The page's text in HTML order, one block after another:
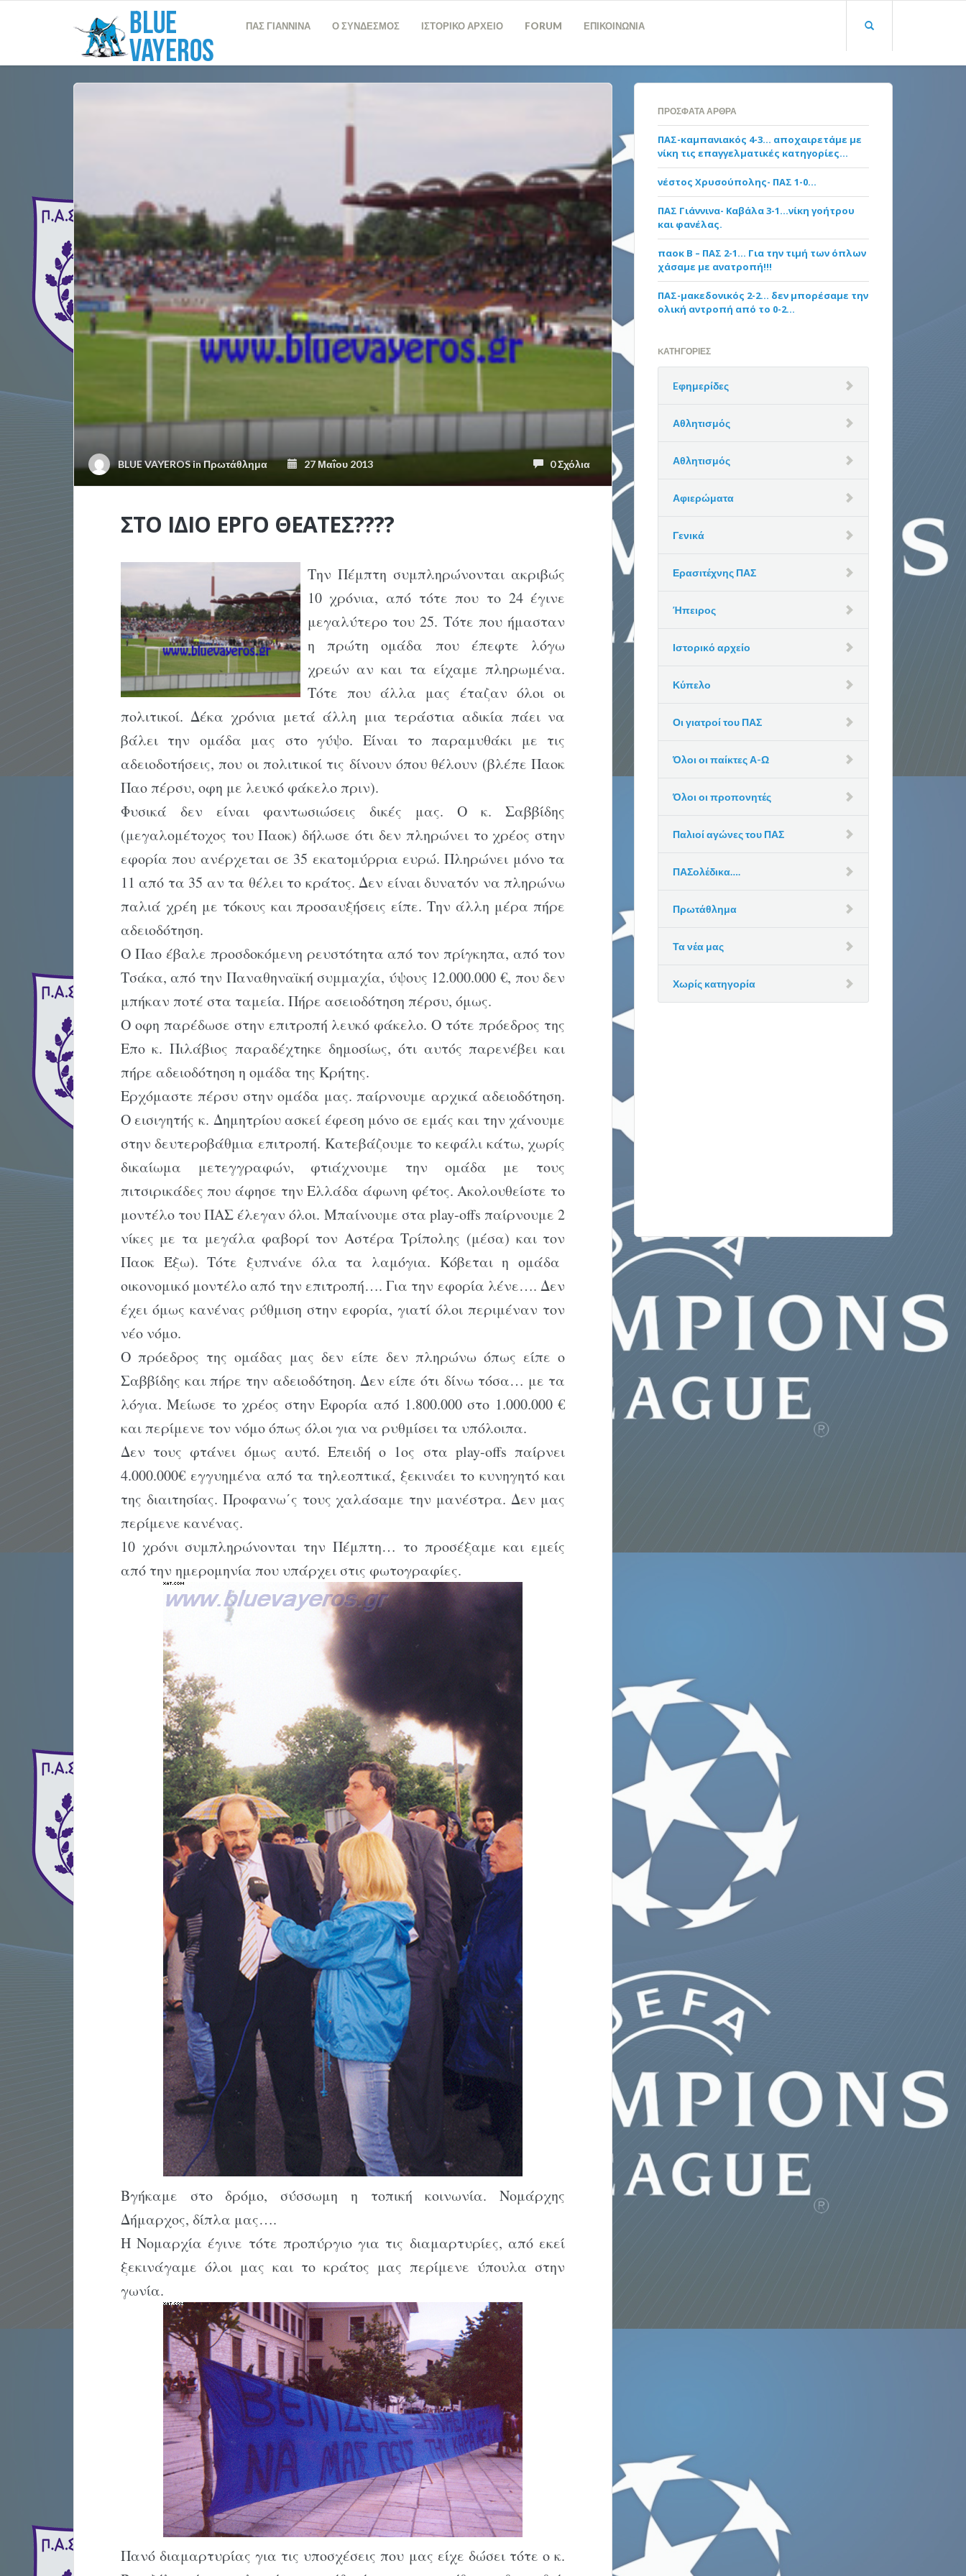
ΠΑΣ ΓΙΑΝΝΙΝΑ Ο ΣΥΝΔΕΣΜΟΣ ΙΣΤΟΡΙΚΟ ΑΡΧΕΙΟ FORUM ΕΠΙΚΟΙΝΩΝΙΑ
BLUE VAYEROSinΠρωτάθλημα 27 Μαΐου 2013 0 Σχόλια
ΣΤΟ ΙΔΙΟ ΕΡΓΟ ΘΕΑΤΕΣ????
Την Πέμπτη συμπληρώνονται ακριβώς
10 χρόνια, από τότε που το 24 έγινε
μεγαλύτερο του 25. Τότε που ήμασταν
η πρώτη ομάδα που έπεφτε λόγω
χρεών αν και τα είχαμε πληρωμένα.
Τότε που άλλα μας έταζαν όλοι οι
πολιτικοί. Δέκα χρόνια μετά άλλη μια τεράστια αδικία πάει να
βάλει την ομάδα μας στο γύψο. Είναι το παραμυθάκι με τις
αδειοδοτήσεις, που οι πολιτικοί τις δίνουν όπου θέλουν (βλέπε Παοκ
Παο πέρσυ, οφη με λευκό φάκελο πριν).
Φυσικά δεν είναι φαντωσιώσεις δικές μας. Ο κ. Σαββίδης
(μεγαλομέτοχος του Παοκ) δήλωσε ότι δεν πληρώνει το χρέος στην
εφορία που ανέρχεται σε 35 εκατομύρρια ευρώ. Πληρώνει μόνο τα
11 από τα 35 αν τα θέλει το κράτος. Δεν είναι δυνατόν να πληρώνω
παλιά χρέη με τόκους και προσαυξήσεις είπε. Την άλλη μέρα πήρε
αδειοδότηση.
Ο Παο έβαλε προσδοκόμενη ρευστότητα από τον πρίγκηπα, από τον
Τσάκα, από την Παναθηναϊκή συμμαχία, ύψους 12.000.000 €, που δεν
μπήκαν ποτέ στα ταμεία. Πήρε ασειοδότηση πέρσυ, όμως.
Ο οφη παρέδωσε στην επιτροπή λευκό φάκελο. Ο τότε πρόεδρος της
Επο κ. Πιλάβιος παραδέχτηκε δημοσίως, ότι αυτός παρενέβει και
πήρε αδειοδότηση η ομάδα της Κρήτης.
Ερχόμαστε πέρσυ στην ομάδα μας. παίρνουμε αρχικά αδειοδότηση.
Ο εισιγητής κ. Δημητρίου ασκεί έφεση μόνο σε εμάς και την χάνουμε
στην δευτεροβάθμια επιτροπή. Κατεβάζουμε το κεφάλι κάτω, χωρίς
δικαίωμα μετεγγραφών, φτιάχνουμε την ομάδα με τους
πιτσιρικάδες που άφησε την Ελλάδα άφωνη φέτος. Ακολουθείστε το
μοντέλο του ΠΑΣ έλεγαν όλοι. Μπαίνουμε στα play-offs παίρνουμε 2
νίκες με τα μεγάλα φαβορί τον Αστέρα Τρίπολης (μέσα) και τον
Παοκ Έξω). Τότε ξυπνάνε όλα τα λαμόγια. Κόβεται η ομάδα
οικονομικό μοντέλο από την επιτροπή…. Για την εφορία λένε…. Δεν
έχει όμως κανένας ρύθμιση στην εφορία, γιατί όλοι περιμέναν τον
νέο νόμο.
Ο πρόεδρος της ομάδας μας δεν είπε δεν πληρώνω όπως είπε ο
Σαββίδης και πήρε την αδειοδότηση. Δεν είπε ότι δίνω τόσα… με τα
λόγια. Μείωσε το χρέος στην Εφορία από 1.800.000 στο 1.000.000 €
και περίμενε τον νόμο όπως όλοι για να ρυθμίσει τα υπόλοιπα.
Δεν τους φτάνει όμως αυτό. Επειδή ο 1ος στα play-offs παίρνει
4.000.000€ εγγυημένα από τα τηλεοπτικά, ξεκινάει το κυνηγητό και
της διαιτησίας. Προφανω΄ς τους χαλάσαμε την μανέστρα. Δεν μας
περίμενε κανένας.
10 χρόνι συμπληρώνονται την Πέμπτη… το προσέξαμε και εμείς
από την ημερομηνία που υπάρχει στις φωτογραφίες.
Βγήκαμε στο δρόμο, σύσσωμη η τοπική κοινωνία. Νομάρχης
Δήμαρχος, δίπλα μας….
Η Νομαρχία έγινε τότε προπύργιο για τις διαμαρτυρίες, από εκεί
ξεκινάγαμε όλοι μας και το κράτος μας περίμενε ύπουλα στην
γωνία.
Πανό διαμαρτυρίας για τις υποσχέσεις που μας είχε δώσει τότε ο κ.
ΠΡΌΣΦΑΤΑ ΆΡΘΡΑ
ΠΑΣ-καμπανιακός 4-3… αποχαιρετάμε με
νίκη τις επαγγελματικές κατηγορίες…
νέστος Χρυσούπολης- ΠΑΣ 1-0…
ΠΑΣ Γιάννινα- Καβάλα 3-1…νίκη γοήτρου
και φανέλας.
παοκ Β – ΠΑΣ 2-1… Για την τιμή των όπλων
χάσαμε με ανατροπή!!!
ΠΑΣ-μακεδονικός 2-2… δεν μπορέσαμε την
ολική αντροπή από το 0-2…
KΑΤΗΓΟΡΊΕΣ
Eφημερίδες
Αθλητισμός
Αθλητισμός
Αφιερώματα
Γενικά
Ερασιτέχνης ΠΑΣ
Ήπειρος
Ιστορικό αρχείο
Κύπελο
Οι γιατροί του ΠΑΣ
Όλοι οι παίκτες Α-Ω
Όλοι οι προπονητές
Παλιοί αγώνες του ΠΑΣ
ΠΑΣολέδικα….
Πρωτάθλημα
Τα νέα μας
Χωρίς κατηγορία